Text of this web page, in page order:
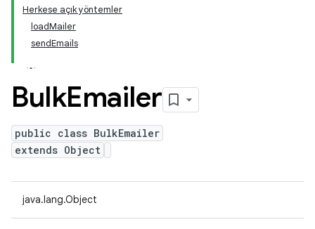
Herkese açık yöntemler
loadMailer
sendEmails
BulkEmailer
public class BulkEmailer
extends Object
java.lang.Object